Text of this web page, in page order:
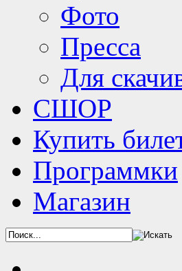
Фото
Пресса
Для
СШОР
Купить
Программки
Магазин